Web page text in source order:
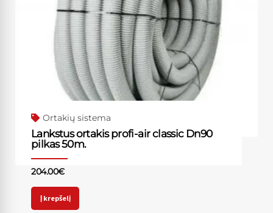
Ortakių sistema
Lankstus ortakis profi-air classic Dn90
pilkas 50m.
204.00€
Į krepšelį